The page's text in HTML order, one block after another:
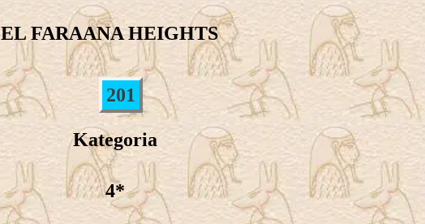
EL FARAANA HEIGHTS
201
Kategoria
4*